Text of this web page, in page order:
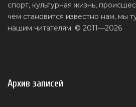
спорт, культурная жизнь,
чем становится известно нам, мы
нашим читателям. © 2011—2026
Архив записей